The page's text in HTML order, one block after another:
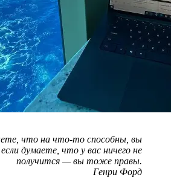
что на что-то способны, вы
думаете, что у вас ничего не
получится — вы тоже правы.
Генри Форд